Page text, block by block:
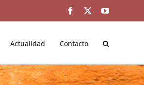
Facebook
TwitterYouTube
Actualidad Contacto